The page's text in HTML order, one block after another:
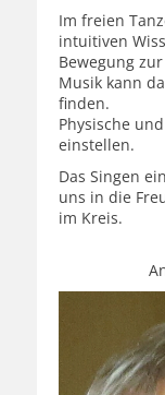
Im freien
intuitiven
Bewegung zur
Musik kann
finden.
Physische
einstellen.
Das Singen
uns in die
im Kreis.